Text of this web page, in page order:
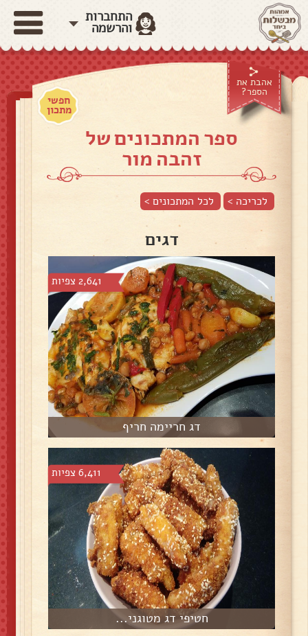
התחברות
והרשמה
אהבת את
הספר?
חפשי
מתכון
ספר המתכונים של
זהבה מור
לכריכה > לכל המתכונים >
דגים
2,641 צפיות
דג חריימה חריף
6,411 צפיות
חטיפי דג מטוגני...